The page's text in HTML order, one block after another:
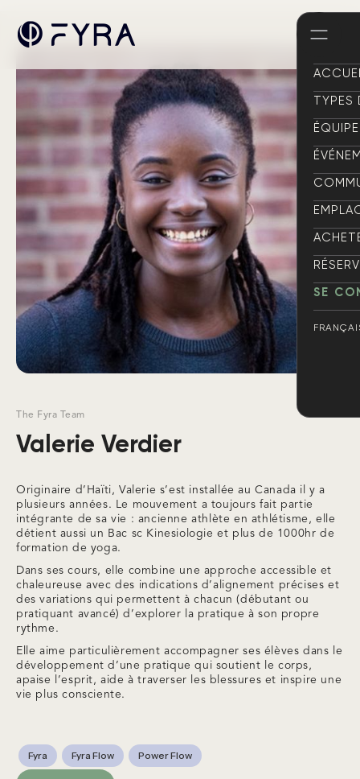
TYPES
TYPES
ÉQUIPE
ÉQUIPE
SE
SE
The Fyra Team
Valerie Verdier
Originaire d’Haïti, Valerie s’est installée au Canada il y a
plusieurs années. Le mouvement a toujours fait partie
intégrante de sa vie : ancienne athlète en athlétisme, elle
détient aussi un Bac sc Kinesiologie et plus de 1000hr de
formation de yoga.
Dans ses cours, elle combine une approche accessible et
chaleureuse avec des indications d’alignement précises et
des variations qui permettent à chacun (débutant ou
pratiquant avancé) d’explorer la pratique à son propre
rythme.
Elle aime particulièrement accompagner ses élèves dans le
développement d’une pratique qui soutient le corps,
apaise l’esprit, aide à traverser les blessures et inspire une
vie plus consciente.
Fyra Fyra Flow Power Flow